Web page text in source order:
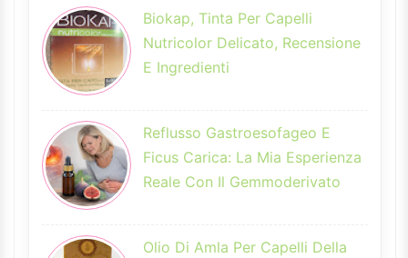
Biokap, Tinta Per Capelli
Nutricolor Delicato, Recensione
E Ingredienti
Reflusso Gastroesofageo E
Ficus Carica: La Mia Esperienza
Reale Con Il Gemmoderivato
Olio Di Amla Per Capelli Della